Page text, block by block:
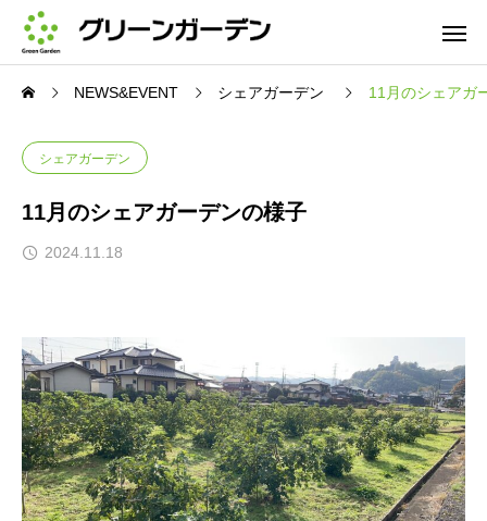
NEWS&EVENT シェアガーデン 11月のシェアガ
シェアガーデン
11月のシェアガーデンの様子
2024.11.18